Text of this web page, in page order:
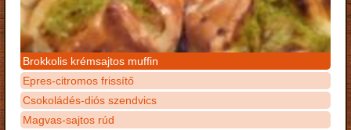
Brokkolis krémsajtos muffin
Epres-citromos frissítő
Csokoládés-diós szendvics
Magvas-sajtos rúd